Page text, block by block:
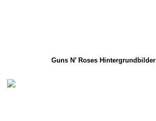
Guns N’ Roses Hintergrundbilder